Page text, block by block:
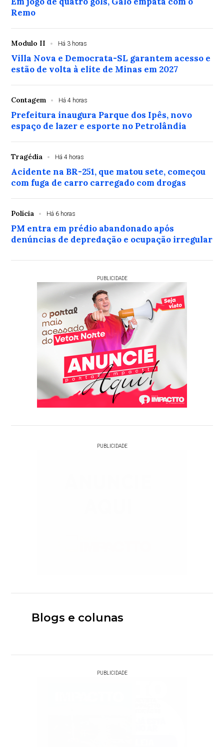
Remo
Modulo II Há 3 horas
Villa Nova e Democrata-SL garantem acesso e
estão de volta à elite de Minas em 2027
Contagem Há 4 horas
Prefeitura inaugura Parque dos Ipês, novo
espaço de lazer e esporte no Petrolândia
Tragédia Há 4 horas
Acidente na BR-251, que matou sete, começou
com fuga de carro carregado com drogas
Polícia Há 6 horas
PM entra em prédio abandonado após
denúncias de depredação e ocupação irregular
PUBLICIDADE
PUBLICIDADE
Blogs e colunas
PUBLICIDADE